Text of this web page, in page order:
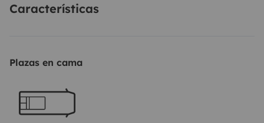
No dispone de instalación eléctrica, se ofrecen dos
Características
Plazas en cama